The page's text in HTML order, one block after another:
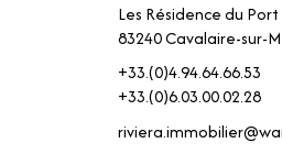
Les Résidence du
83240 Cavalaire-sur-
+33.(0)4.94.64.66.53
+33.(0)6.03.00.02.28